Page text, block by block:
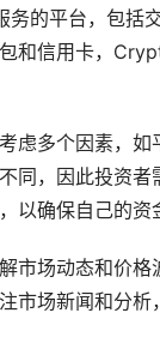
的平台，包括
和信用卡，
虑多个因素，
同，因此投资
以确保自己的资
市场动态和价格
市场新闻和分析